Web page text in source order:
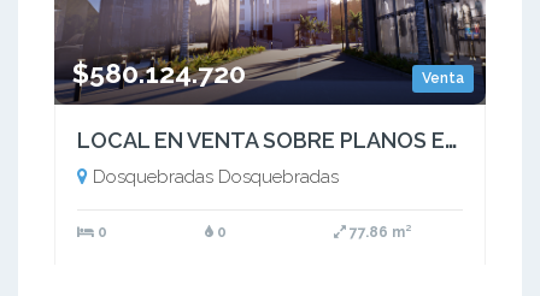
Venta
$580.124.720
LOCAL EN VENTA SOBRE PLANOS EN MALL, DOSQUEBRADAS  AV. FERROCARRIL
Dosquebradas Dosquebradas
0 0 77.86 m²